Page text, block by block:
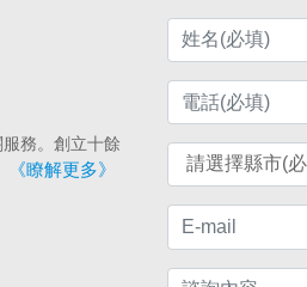
務。創立十餘
《瞭解更多》